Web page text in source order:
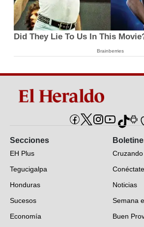
Did They Lie To Us In This
Brainberries
Secciones
EH Plus
Tegucigalpa
Honduras
Sucesos
Economía
Conéctate
Noticias
Semana
Buen